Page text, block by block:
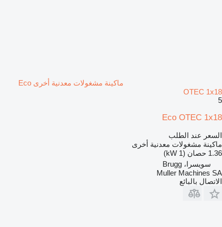
ماكينة مشغولات معدنية أخرى Eco
OTEC 1x18
5
Eco OTEC 1x18
السعر عند الطلب
ماكينة مشغولات معدنية أخرى
1.36 حصان (1 kW)
سويسرا، Brugg
Muller Machines SA
الاتصال بالبائع